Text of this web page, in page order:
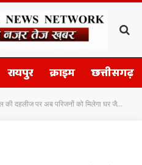
रायपुर क्राइम छत्तीसगढ़
पर अब परिजनों को मिलेगा घर जैसा सुकून : छत्तीसगढ़ सरकार की एक संवेदनशील पहल मुख्यमंत्री